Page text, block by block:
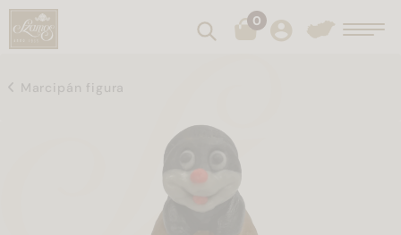
Keresés0
Marcipán figura